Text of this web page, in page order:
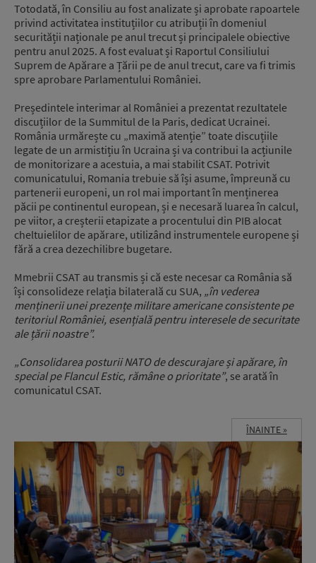
Totodată, în Consiliu au fost analizate și aprobate rapoartele
privind activitatea instituțiilor cu atribuții în domeniul
securității naționale pe anul trecut și principalele obiective
pentru anul 2025. A fost evaluat și Raportul Consiliului
Suprem de Apărare a Țării pe de anul trecut, care va fi trimis
spre aprobare Parlamentului României.
Președintele interimar al României a prezentat rezultatele
discuțiilor de la Summitul de la Paris, dedicat Ucrainei.
România urmărește cu „maximă atenție” toate discuțiile
legate de un armistițiu în Ucraina și va contribui la acțiunile
de monitorizare a acestuia, a mai stabilit CSAT. Potrivit
comunicatului, Romania trebuie să își asume, împreună cu
partenerii europeni, un rol mai important în menținerea
păcii pe continentul european, și e necesară luarea în calcul,
pe viitor, a creșterii etapizate a procentului din PIB alocat
cheltuielilor de apărare, utilizând instrumentele europene și
fără a crea dezechilibre bugetare.
Mmebrii CSAT au transmis și că este necesar ca România să
își consolideze relația bilaterală cu SUA, „în vederea
menținerii unei prezențe militare americane consistente pe
teritoriul României, esențială pentru interesele de securitate
ale țării noastre”.
„Consolidarea posturii NATO de descurajare și apărare, în
special pe Flancul Estic, rămâne o prioritate”, se arată în
comunicatul CSAT.
ÎNAINTE »